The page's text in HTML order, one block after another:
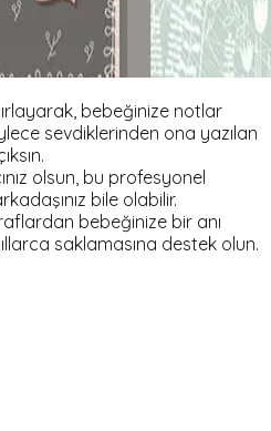
bebeğinize notlar
sevdiklerinden ona yazılan
olsun, bu profesyonel
bile olabilir.
bebeğinize bir anı
saklamasına destek olun.